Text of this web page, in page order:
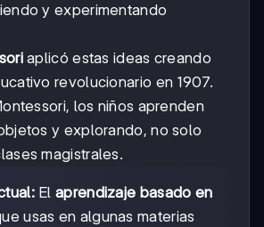
y experimentando
aplicó estas ideas creando
revolucionario en 1907.
los niños aprenden
y explorando, no solo
magistrales.
Elaprendizaje basado en
usas en algunas materias